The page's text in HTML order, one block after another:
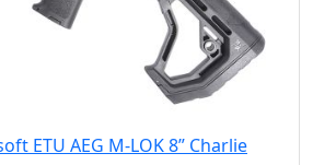
ETU AEG M-LOK 8” Charlie